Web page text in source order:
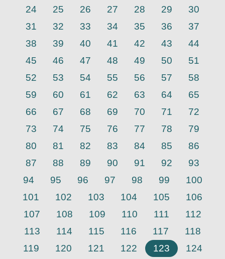
24 25 26 27 28 29
30
31
32 33 34 35 36
37
38
39 40 41 42 43
44
45
46 47 48 49 50
51
52
53 54 55 56 57
58
59
60 61 62 63 64
65
66
67 68 69 70 71
72
73
74 75 76 77 78
79
80
81 82 83 84 85
86
87
88 89 90 91 92
93
94
95 96 97 98 99
100
101
102 103 104 105
106
107
108 109 110 111
112
113
114 115 116 117
118
119
120 121 122 123
124